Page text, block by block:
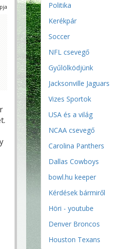
Politika
Kerékpár
Soccer
NFL csevegő
Gyűlölködjünk
Jacksonville Jaguars
Vizes Sportok
USA és a világ
NCAA csevegő
Carolina Panthers
Dallas Cowboys
bowl.hu keeper
Kérdések bármiről
Höri - youtube
Denver Broncos
Houston Texans